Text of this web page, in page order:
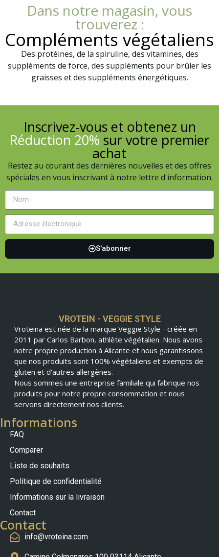
Dans notre magasin, vous
trouverez :
Compléments végétaliens
Des protéines, de la spiruline, des vitamines, des
suppléments de force, des suppléments pour brûler les
graisses et des suppléments énergétiques.
Inscrivez-vous et obtenez un
Réduction 20% sur votre premier
achat
Restez au courant des dernières nouvelles et des offres
spéciales en vous inscrivant à notre lettre d'information.
S'abonner
VROTEIN - VEGGIE STYLE
Vroteina est née de la marque Veggie Style - créée en
2011 par Carlos Barbon, athlète végétalien. Nous avons
notre propre production à Alicante et nous garantissons
que nos produits sont 100% végétaliens et exempts de
gluten et d'autres allergènes.
Nous sommes une entreprise familiale qui fabrique nos
produits pour notre propre consommation et nous
servons directement nos clients.
Informations
FAQ
Comparer
Liste de souhaits
Politique de confidentialité
Informations sur la livraison
Contact
Contact
info@vroteina.com
Português (AO90)